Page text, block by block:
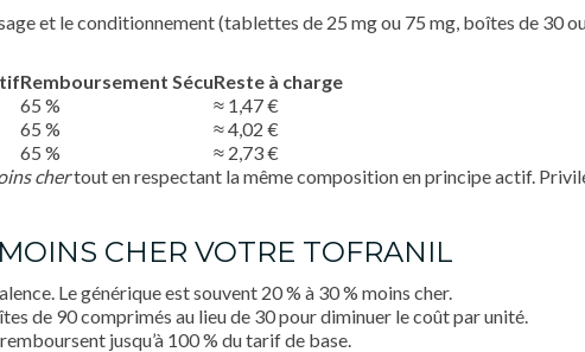
et le conditionnement (tablettes de 25 mg ou 75 mg, boîtes de 30
Remboursement SécuReste à charge
65 %
≈ 1,47 €
65 %
≈ 4,02 €
65 %
≈ 2,73 €
chertout en respectant la même composition en principe actif.
CHER VOTRE TOFRANIL
Le générique est souvent 20 % à 30 % moins cher.
de 90 comprimés au lieu de 30 pour diminuer le coût par unité.
jusqu’à 100 % du tarif de base.